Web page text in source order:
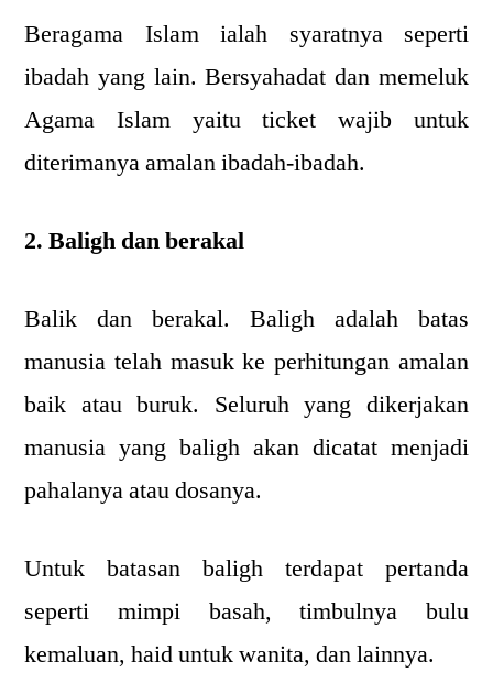
Beragama Islam ialah syaratnya seperti
ibadah yang lain. Bersyahadat dan memeluk
Agama Islam yaitu ticket wajib untuk
diterimanya amalan ibadah-ibadah.
2. Baligh dan berakal
Balik dan berakal. Baligh adalah batas
manusia telah masuk ke perhitungan amalan
baik atau buruk. Seluruh yang dikerjakan
manusia yang baligh akan dicatat menjadi
pahalanya atau dosanya.
Untuk batasan baligh terdapat pertanda
seperti mimpi basah, timbulnya bulu
kemaluan, haid untuk wanita, dan lainnya.